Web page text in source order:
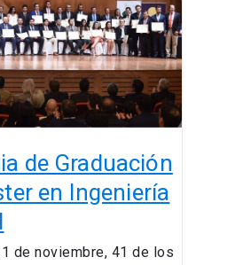
de Graduación
en Ingeniería
de noviembre, 41 de los